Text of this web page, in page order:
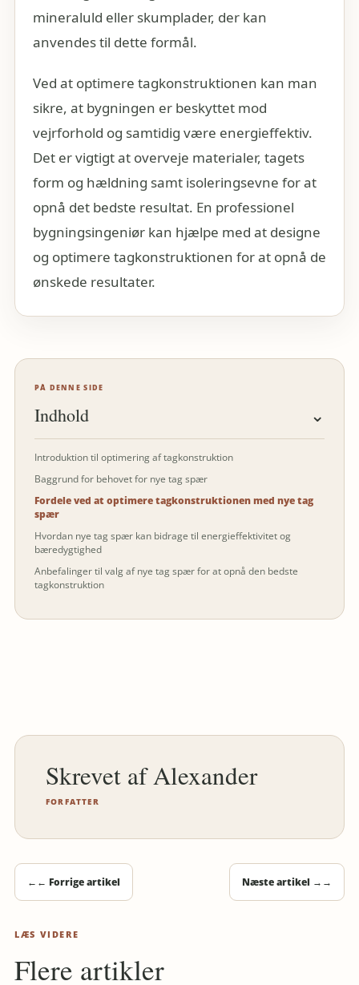
mineraluld eller skumplader, der kan
anvendes til dette formål.
Ved at optimere tagkonstruktionen kan man
sikre, at bygningen er beskyttet mod
vejrforhold og samtidig være energieffektiv.
Det er vigtigt at overveje materialer, tagets
form og hældning samt isoleringsevne for at
opnå det bedste resultat. En professionel
bygningsingeniør kan hjælpe med at designe
og optimere tagkonstruktionen for at opnå de
ønskede resultater.
PÅ DENNE SIDE
Indhold ⌄
Introduktion til optimering af tagkonstruktion
Baggrund for behovet for nye tag spær
Fordele ved at optimere tagkonstruktionen med nye tag
spær
Hvordan nye tag spær kan bidrage til energieffektivitet og
bæredygtighed
Anbefalinger til valg af nye tag spær for at opnå den bedste
tagkonstruktion
Alexander
FORFATTER
← ← Forrige artikel Næste artikel → →
LÆS VIDERE
Flere artikler